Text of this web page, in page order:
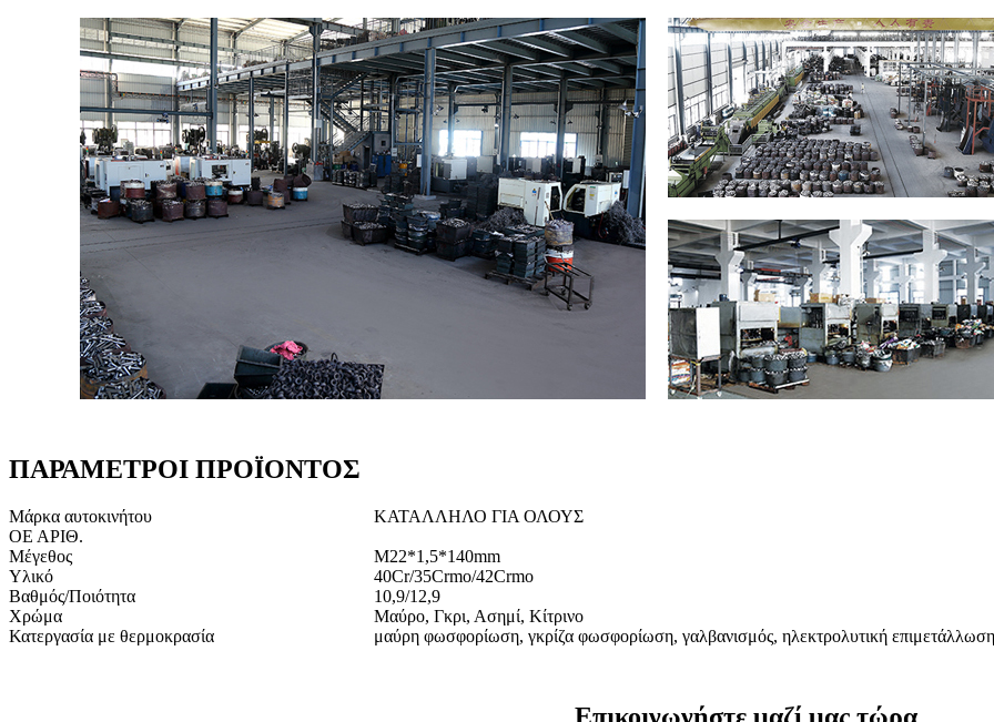
ΠΑΡΑΜΕΤΡΟΙ ΠΡΟΪΟΝΤΟΣ
Μάρκα αυτοκινήτου
ΚΑΤΑΛΛΗΛΟ ΓΙΑ ΟΛΟΥΣ
ΟΕ ΑΡΙΘ.
Μέγεθος
M22*1,5*140mm
Υλικό
40Cr/35Crmo/42Crmo
Βαθμός/Ποιότητα
10,9/12,9
Χρώμα
Μαύρο, Γκρι, Ασημί, Κίτρινο
Κατεργασία με θερμοκρασία
μαύρη φωσφορίωση, γκρίζα φωσφορίωση, γαλβανισμός, ηλεκτρολυτική επιμετάλλωση